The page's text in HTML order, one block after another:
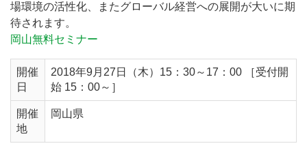
場環境の活性化、またグローバル経営への展開が大いに期
待されます。
岡山無料セミナー
開催
日
2018年9月27日（木）15：30～17：00 ［受付開
始 15：00～］
開催
地
岡山県